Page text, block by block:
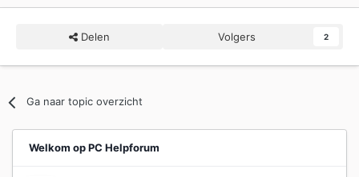
Delen Volgers 2
Ga naar topic overzicht
Welkom op PC Helpforum